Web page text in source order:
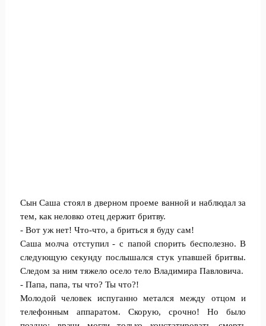
Сын Саша стоял в дверном проеме ванной и наблюдал за
тем, как неловко отец держит бритву.
- Вот уж нет! Что-что, а бриться я буду сам!
Саша молча отступил - с папой спорить бесполезно. В
следующую секунду послышался стук упавшей бритвы.
Следом за ним тяжело осело тело Владимира Павловича.
- Папа, папа, ты что? Ты что?!
Молодой человек испуганно метался между отцом и
телефонным аппаратом. Скорую, срочно! Но было